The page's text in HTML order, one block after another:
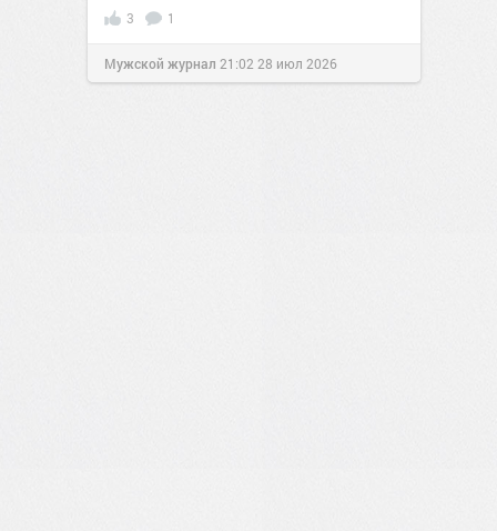
3 1
Мужской журнал 21:02 28 июл 2026